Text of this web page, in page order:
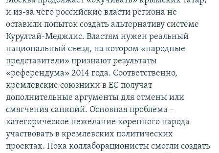
и из-за чего российские власти региона не
оставили попыток создать альтернативу системе
Курултай-Меджлис. Властям нужен реальный
национальный съезд, на котором «народные
представители» признают результаты
«референдума» 2014 года. Соответственно,
кремлевские союзники в ЕС получат
дополнительные аргументы для отмены или
смягчения санкций. Основная проблема –
категорическое нежелание коренного народа
участвовать в кремлевских политических
проектах. Пока коллаборационисты смогли создать